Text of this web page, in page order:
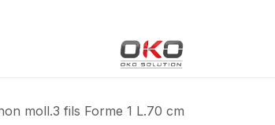
moll.3 fils Forme 1 L.70 cm